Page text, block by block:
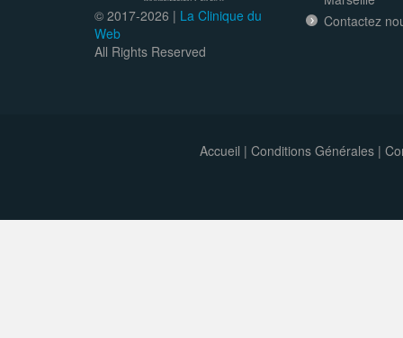
© 2017-2026 | La Clinique du
Web
All Rights Reserved
Contactez
Accueil | Conditions Générales|